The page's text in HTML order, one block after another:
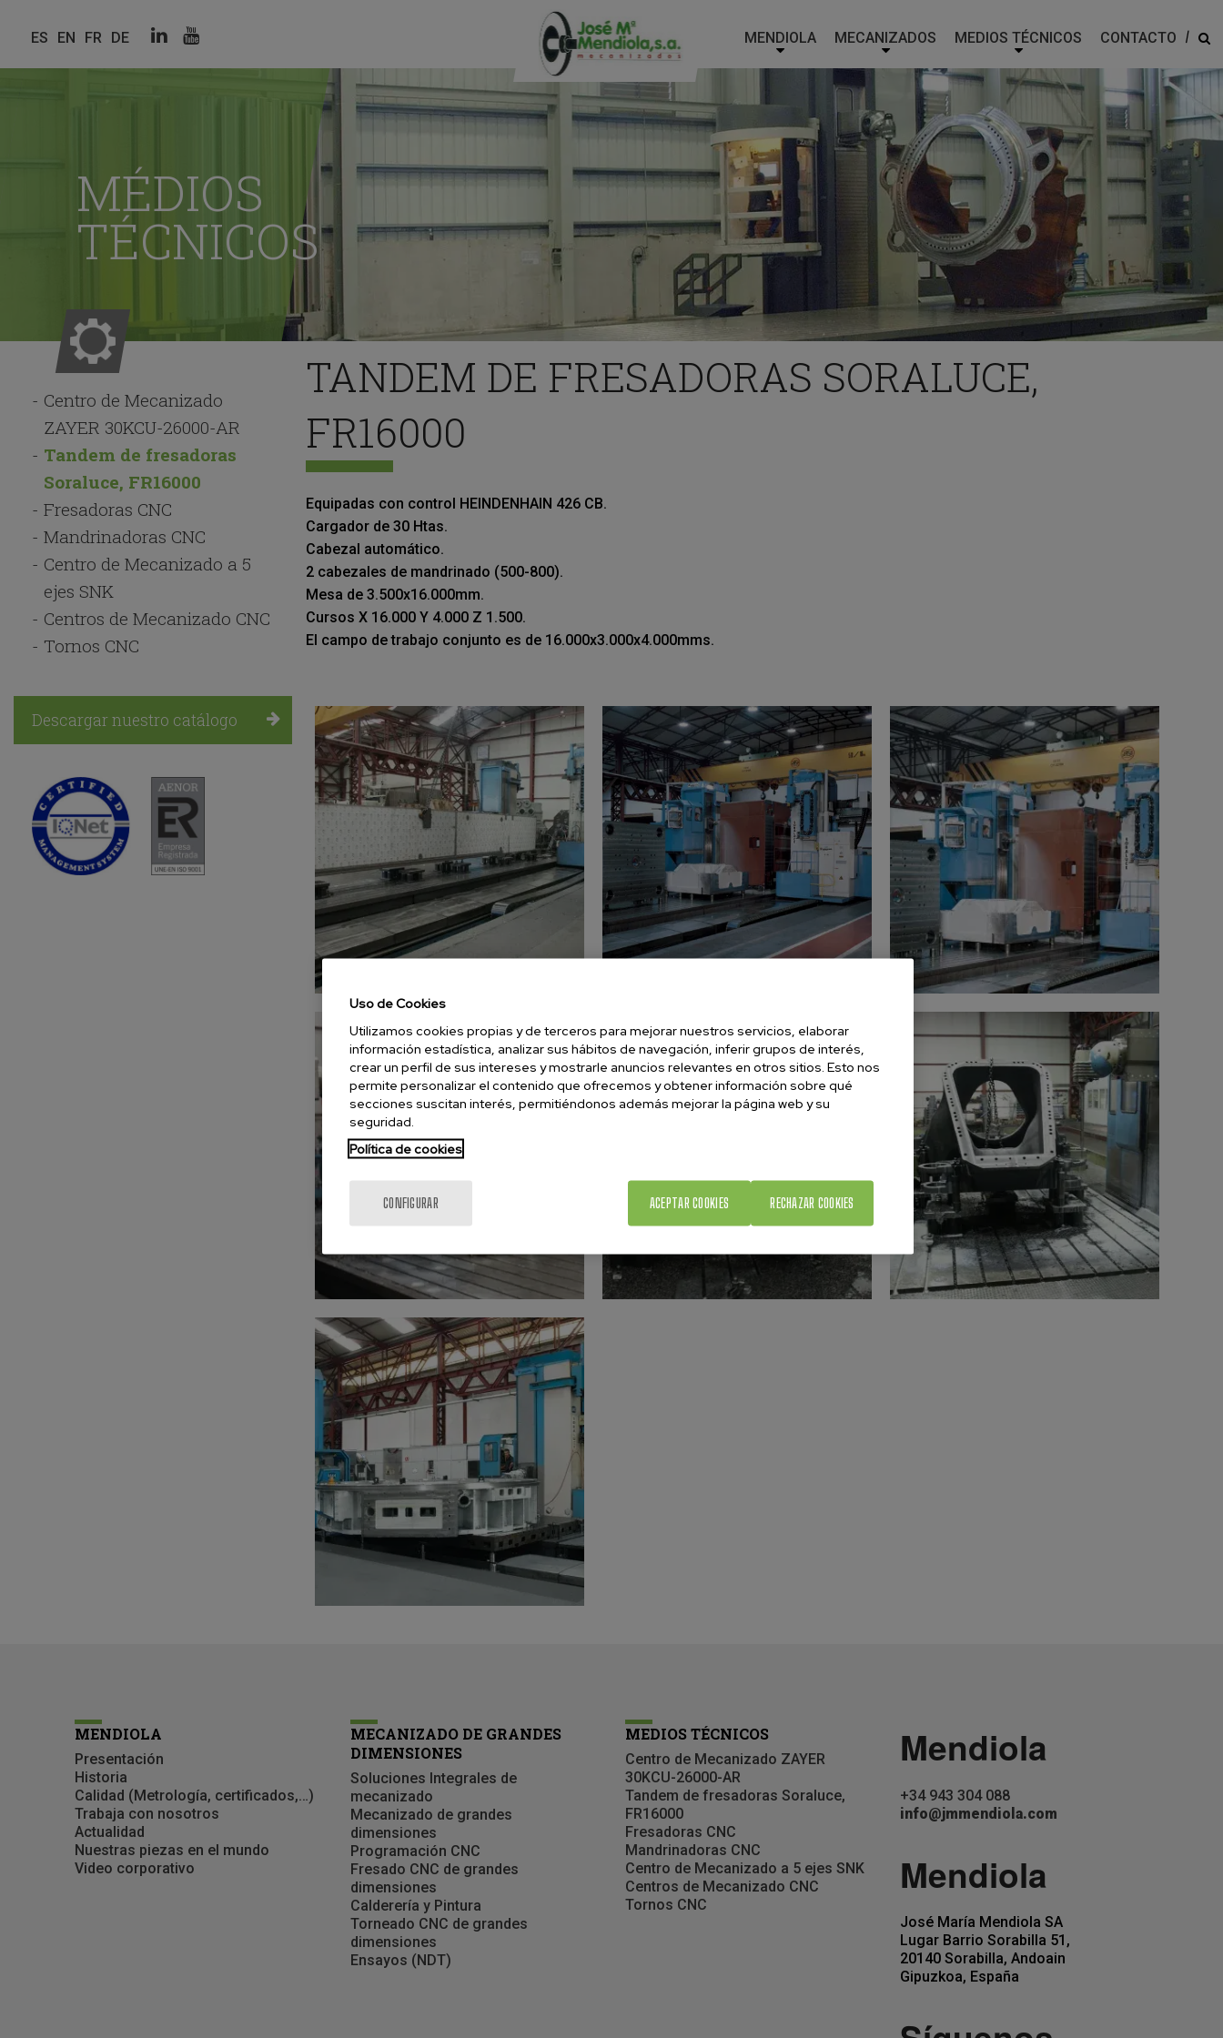
ES EN FR DE
Main
ES
MENDIOLA MECANIZADOS MEDIOS TÉCNICOS CONTACTO |
MÉDIOS
TÉCNICOS
TANDEM DE FRESADORAS SORALUCE,
FR16000
Equipadas con control HEINDENHAIN 426 CB.
Cargador de 30 Htas.
Cabezal automático.
2 cabezales de mandrinado (500-800).
Mesa de 3.500x16.000mm.
Cursos X 16.000 Y 4.000 Z 1.500.
El campo de trabajo conjunto es de 16.000x3.000x4.000mms.
Navegación
principal
Centro de Mecanizado
ZAYER 30KCU-26000-AR
Tandem de fresadoras
Soraluce, FR16000
Fresadoras CNC
Mandrinadoras CNC
Centro de Mecanizado a 5
ejes SNK
Centros de Mecanizado CNC
Tornos CNC
Descargar nuestro catálogo
MENDIOLA
Presentación
Historia
Calidad (Metrología, certificados,…)
Trabaja con nosotros
Actualidad
Nuestras piezas en el mundo
Video corporativo
MECANIZADO DE GRANDES
DIMENSIONES
Soluciones Integrales de
mecanizado
Mecanizado de grandes
dimensiones
Programación CNC
Fresado CNC de grandes
dimensiones
Calderería y Pintura
Torneado CNC de grandes
dimensiones
Ensayos (NDT)
MEDIOS TÉCNICOS
Centro de Mecanizado ZAYER
30KCU-26000-AR
Tandem de fresadoras Soraluce,
FR16000
Fresadoras CNC
Mandrinadoras CNC
Centro de Mecanizado a 5 ejes SNK
Centros de Mecanizado CNC
Tornos CNC
Mendiola
+34 943 304 088
info@jmmendiola.com
Mendiola
José María Mendiola SA
Lugar Barrio Sorabilla 51,
20140 Sorabilla, Andoain
Gipuzkoa, España
Uso de Cookies
Utilizamos cookies propias y de terceros para mejorar nuestros servicios, elaborar
información estadística, analizar sus hábitos de navegación, inferir grupos de interés,
crear un perfil de sus intereses y mostrarle anuncios relevantes en otros sitios. Esto nos
permite personalizar el contenido que ofrecemos y obtener información sobre qué
secciones suscitan interés, permitiéndonos además mejorar la página web y su
seguridad.
Política de cookies
CONFIGURAR RECHAZAR COOKIES
ACEPTAR COOKIES